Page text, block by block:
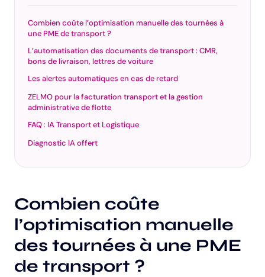
Combien coûte l’optimisation manuelle des tournées à
une PME de transport ?
L’automatisation des documents de transport : CMR,
bons de livraison, lettres de voiture
Les alertes automatiques en cas de retard
ZELMO pour la facturation transport et la gestion
administrative de flotte
FAQ : IA Transport et Logistique
Diagnostic IA offert
Combien coûte
l’optimisation manuelle
des tournées à une PME
de transport ?